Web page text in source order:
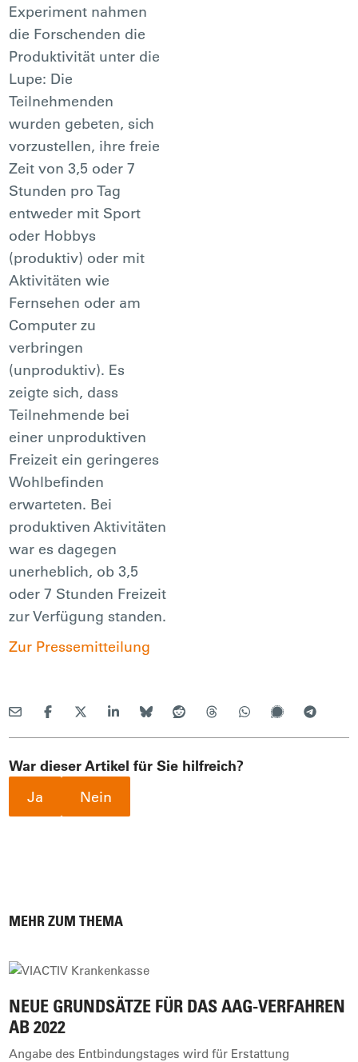
Experiment nahmen
die Forschenden die
Produktivität unter die
Lupe: Die
Teilnehmenden
wurden gebeten, sich
vorzustellen, ihre freie
Zeit von 3,5 oder 7
Stunden pro Tag
entweder mit Sport
oder Hobbys
(produktiv) oder mit
Aktivitäten wie
Fernsehen oder am
Computer zu
verbringen
(unproduktiv). Es
zeigte sich, dass
Teilnehmende bei
einer unproduktiven
Freizeit ein geringeres
Wohlbefinden
erwarteten. Bei
produktiven Aktivitäten
war es dagegen
unerheblich, ob 3,5
oder 7 Stunden Freizeit
zur Verfügung standen.
Zur Pressemitteilung
War dieser Artikel für Sie hilfreich?
Ja
Nein
MEHR ZUM THEMA
NEUE GRUNDSÄTZE FÜR DAS AAG-VERFAHREN
AB 2022
Angabe des Entbindungstages wird für Erstattung